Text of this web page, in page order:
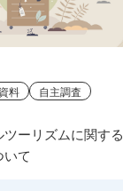
料
自主調査
ーリズムに関する
いて